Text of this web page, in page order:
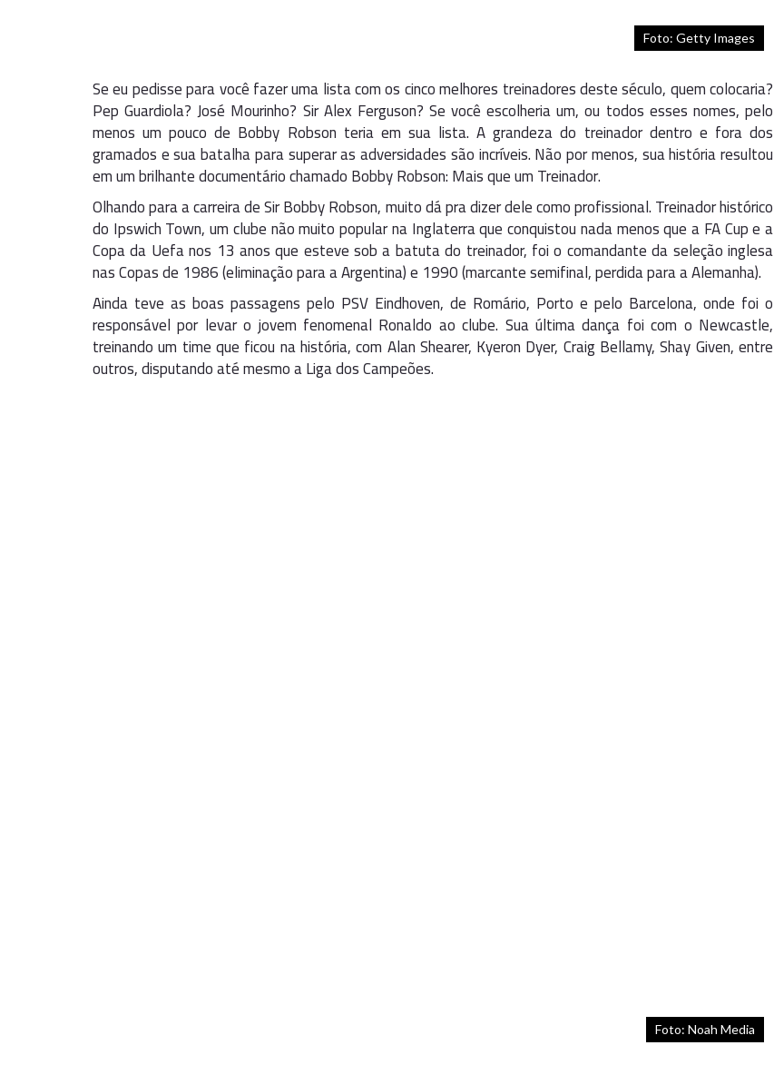
Foto: Getty Images
Se eu pedisse para você fazer uma lista com os cinco melhores treinadores deste século, quem colocaria?
Pep Guardiola? José Mourinho? Sir Alex Ferguson? Se você escolheria um, ou todos esses nomes, pelo
menos um pouco de Bobby Robson teria em sua lista. A grandeza do treinador dentro e fora dos
gramados e sua batalha para superar as adversidades são incríveis. Não por menos, sua história resultou
em um brilhante documentário chamado Bobby Robson: Mais que um Treinador.
Olhando para a carreira de Sir Bobby Robson, muito dá pra dizer dele como profissional. Treinador histórico
do Ipswich Town, um clube não muito popular na Inglaterra que conquistou nada menos que a FA Cup e a
Copa da Uefa nos 13 anos que esteve sob a batuta do treinador, foi o comandante da seleção inglesa
nas Copas de 1986 (eliminação para a Argentina) e 1990 (marcante semifinal, perdida para a Alemanha).
Ainda teve as boas passagens pelo PSV Eindhoven, de Romário, Porto e pelo Barcelona, onde foi o
responsável por levar o jovem fenomenal Ronaldo ao clube. Sua última dança foi com o Newcastle,
treinando um time que ficou na história, com Alan Shearer, Kyeron Dyer, Craig Bellamy, Shay Given, entre
outros, disputando até mesmo a Liga dos Campeões.
Foto: Noah Media